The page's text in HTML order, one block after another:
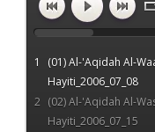
1
(01) Al-'Aqidah Al-
Hayiti_2006_07_08
2 (02) Al-'Aqidah Al-
Hayiti_2006_07_15